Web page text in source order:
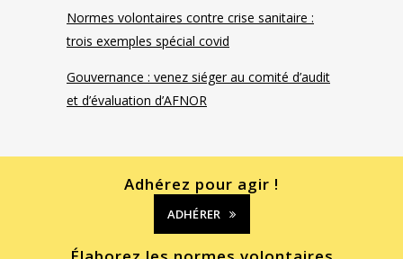
Normes volontaires contre crise sanitaire :
trois exemples spécial covid
Gouvernance : venez siéger au comité d’audit
et d’évaluation d’AFNOR
Adhérez pour agir !
ADHÉRER